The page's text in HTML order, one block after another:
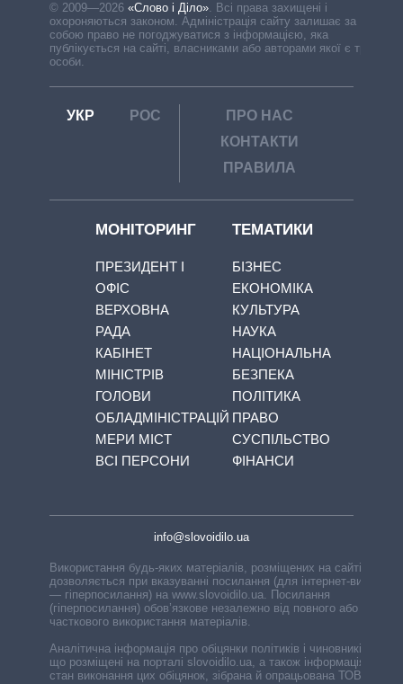
© 2009—2026 «Слово і Діло». Всі права захищені і
охороняються законом. Адміністрація сайту залишає за
собою право не погоджуватися з інформацією, яка
публікується на сайті, власниками або авторами якої є треті
особи.
УКР РОС
ПРО НАС
КОНТАКТИ
ПРАВИЛА
МОНІТОРИНГ
ПРЕЗИДЕНТ І
ОФІС
ВЕРХОВНА
РАДА
КАБІНЕТ
МІНІСТРІВ
ГОЛОВИ
ОБЛАДМІНІСТРАЦІЙ
МЕРИ МІСТ
ВСІ ПЕРСОНИ
ТЕМАТИКИ
БІЗНЕС
ЕКОНОМІКА
КУЛЬТУРА
НАУКА
НАЦІОНАЛЬНА
БЕЗПЕКА
ПОЛІТИКА
ПРАВО
СУСПІЛЬСТВО
ФІНАНСИ
info@slovoidilo.ua
Використання будь-яких матеріалів, розміщених на сайті,
дозволяється при вказуванні посилання (для інтернет-видань
— гіперпосилання) на www.slovoidilo.ua. Посилання
(гіперпосилання) обов’язкове незалежно від повного або
часткового використання матеріалів.
Аналітична інформація про обіцянки політиків і чиновників,
що розміщені на порталі slovoidilo.ua, а також інформація про
стан виконання цих обіцянок, зібрана й опрацьована ТОВ «ІА